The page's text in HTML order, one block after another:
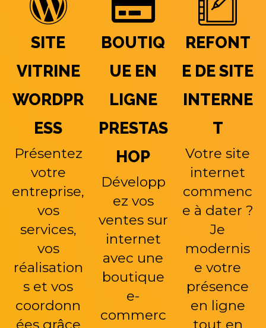
SITE
VITRINE
WORDPR
ESS
Présentez
votre
entreprise,
vos
services,
vos
réalisation
s et vos
coordonn
ées grâce
BOUTIQ
UE EN
LIGNE
PRESTAS
HOP
Développ
ez vos
ventes sur
internet
avec une
boutique
e-
commerc
REFONT
E DE SITE
INTERNE
T
Votre site
internet
commenc
e à dater ?
Je
modernis
e votre
présence
en ligne
tout en